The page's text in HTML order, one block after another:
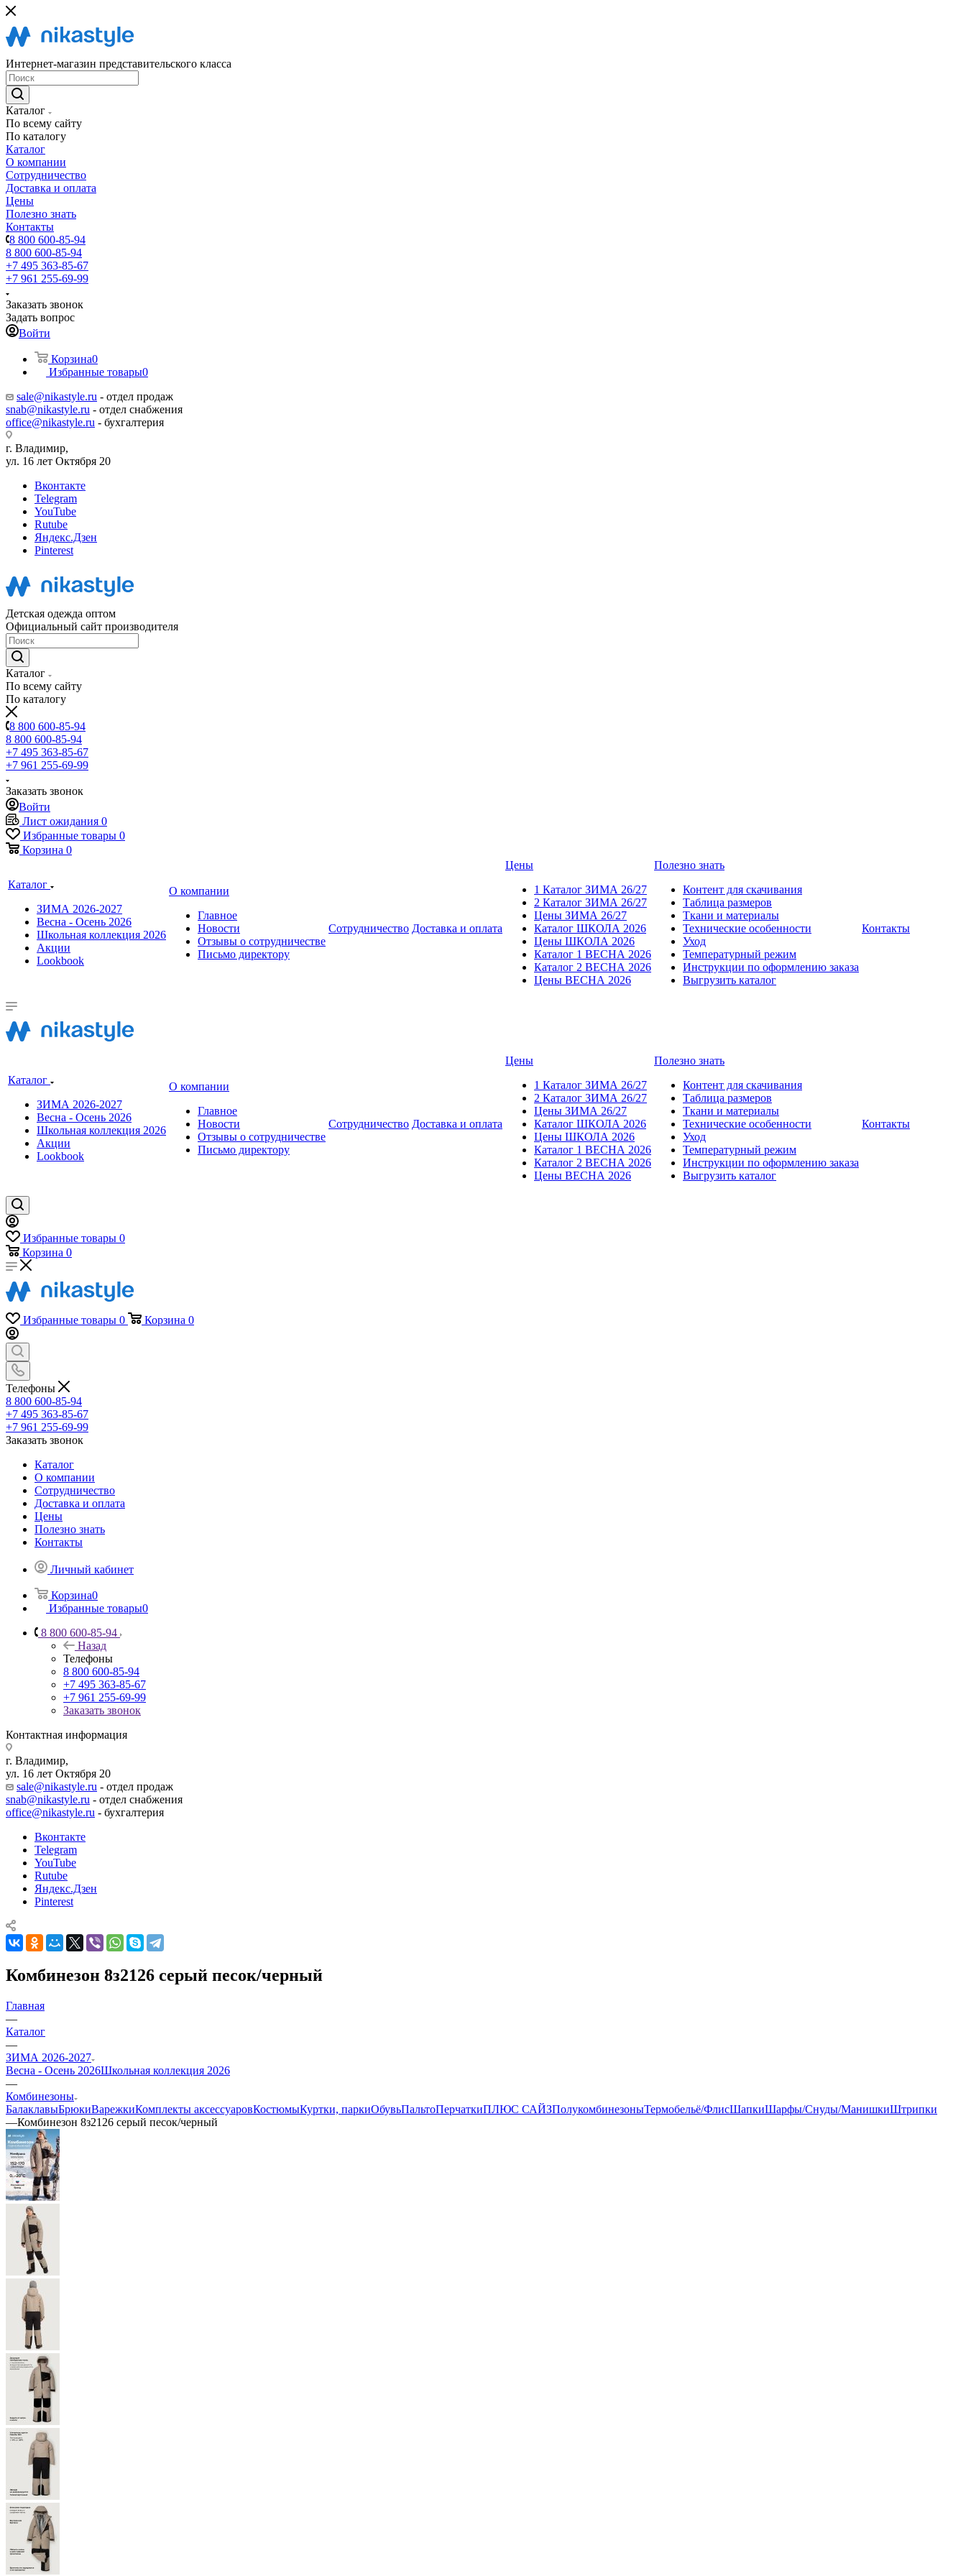
Интернет-магазин представительского класса
Каталог
По всему сайту
По каталогу
Каталог
О компании
Сотрудничество
Доставка и оплата
Цены
Полезно знать
Контакты
8 800 600-85-94
8 800 600-85-94
+7 495 363-85-67
+7 961 255-69-99
Заказать звонок
Задать вопрос
Войти
Корзина0
Избранные товары0
sale@nikastyle.ru - отдел продаж
snab@nikastyle.ru - отдел снабжения
office@nikastyle.ru - бухгалтерия
г. Владимир,
ул. 16 лет Октября 20
Вконтакте
Telegram
YouTube
Rutube
Яндекс.Дзен
Pinterest
Детская одежда оптом
Официальный сайт производителя
Каталог
По всему сайту
По каталогу
8 800 600-85-94
8 800 600-85-94
+7 495 363-85-67
+7 961 255-69-99
Заказать звонок
Войти
Лист ожидания 0
Избранные товары 0
Корзина 0
Каталог
ЗИМА 2026-2027
Весна - Осень 2026
Школьная коллекция 2026
Акции
Lookbook
О компании
Главное
Новости
Отзывы о сотрудничестве
Письмо директору
Сотрудничество Доставка и оплата
Цены
1 Каталог ЗИМА 26/27
2 Каталог ЗИМА 26/27
Цены ЗИМА 26/27
Каталог ШКОЛА 2026
Цены ШКОЛА 2026
Каталог 1 ВЕСНА 2026
Каталог 2 ВЕСНА 2026
Цены ВЕСНА 2026
Полезно знать
Контент для скачивания
Таблица размеров
Ткани и материалы
Технические особенности
Уход
Температурный режим
Инструкции по оформлению заказа
Выгрузить каталог
Контакты
Каталог
ЗИМА 2026-2027
Весна - Осень 2026
Школьная коллекция 2026
Акции
Lookbook
О компании
Главное
Новости
Отзывы о сотрудничестве
Письмо директору
Сотрудничество Доставка и оплата
Цены
1 Каталог ЗИМА 26/27
2 Каталог ЗИМА 26/27
Цены ЗИМА 26/27
Каталог ШКОЛА 2026
Цены ШКОЛА 2026
Каталог 1 ВЕСНА 2026
Каталог 2 ВЕСНА 2026
Цены ВЕСНА 2026
Полезно знать
Контент для скачивания
Таблица размеров
Ткани и материалы
Технические особенности
Уход
Температурный режим
Инструкции по оформлению заказа
Выгрузить каталог
Контакты
Избранные товары 0
Корзина 0
Избранные товары 0 Корзина 0
Телефоны
8 800 600-85-94
+7 495 363-85-67
+7 961 255-69-99
Заказать звонок
Каталог
О компании
Сотрудничество
Доставка и оплата
Цены
Полезно знать
Контакты
Личный кабинет
Корзина0
Избранные товары0
8 800 600-85-94
Назад
Телефоны
8 800 600-85-94
+7 495 363-85-67
+7 961 255-69-99
Заказать звонок
Контактная информация
г. Владимир,
ул. 16 лет Октября 20
sale@nikastyle.ru - отдел продаж
snab@nikastyle.ru - отдел снабжения
office@nikastyle.ru - бухгалтерия
Вконтакте
Telegram
YouTube
Rutube
Яндекс.Дзен
Pinterest
Комбинезон 8з2126 серый песок/черный
Главная
—
Каталог
—
ЗИМА 2026-2027
Весна - Осень 2026Школьная коллекция 2026
—
Комбинезоны
БалаклавыБрюкиВарежкиКомплекты аксессуаровКостюмыКуртки, паркиОбувьПальтоПерчаткиПЛЮС САЙЗПолукомбинезоныТермобельё/ФлисШапкиШарфы/Снуды/МанишкиШтрипки
—Комбинезон 8з2126 серый песок/черный